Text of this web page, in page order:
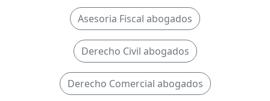
Asesoria Fiscal abogados
Derecho Civil abogados
Derecho Comercial abogados